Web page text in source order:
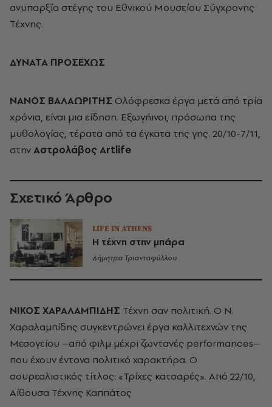
ανυπαρξία στέγης του Εθνικού Μουσείου Σύγχρονης
Τέχνης.
ΔΥΝΑΤΑ ΠΡΟΣΕΧΩΣ
ΝΑΝΟΣ ΒΑΛΑΩΡΙΤΗΣ Ολόφρεσκα έργα μετά από τρία
χρόνια, είναι μια είδηση. Εξωγήινοι, πρόσωπα της
μυθολογίας, τέρατα από τα έγκατα της γης. 20/10-7/11,
στηνΑστρολάβος Artlife
Σχετικό Άρθρο
LIFE IN ATHENS
Η τέχνη στην μπάρα
Δήμητρα Τριανταφύλλου
ΝΙΚΟΣ ΧΑΡΑΛΑΜΠΙΔΗΣ Τέχνη σαν πολιτική. O N.
Χαραλαμπίδης συγκεντρώνει έργα καλλιτεχνών της
Μεσογείου –από φιλμ μέχρι ζωντανές performances–
που έχουν έντονα πολιτικό χαρακτήρα. Ο
σουρεαλιστικός τίτλος: «Τρίχες κατσαρές». Από 22/10,
Αίθουσα Τέχνης Καππάτος